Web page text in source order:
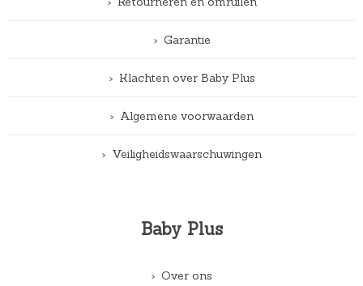
Garantie
Klachten over Baby Plus
Algemene voorwaarden
Veiligheidswaarschuwingen
Baby Plus
Over ons